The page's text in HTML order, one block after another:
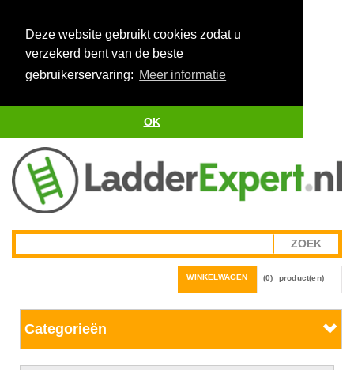
Deze website gebruikt cookies zodat u
verzekerd bent van de beste
gebruikerservaring: Meer informatie
OK
WINKELWAGEN (0) product(en)
Categorieën